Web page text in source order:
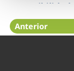
sostenibilidad
Anterior